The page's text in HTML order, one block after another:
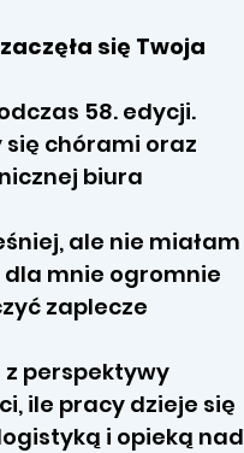
się Twoja
58. edycji.
się chórami oraz
biura
ale nie miałam
dla mnie ogromnie
zaplecze
z perspektywy
ile pracy dzieje się
i opieką nad